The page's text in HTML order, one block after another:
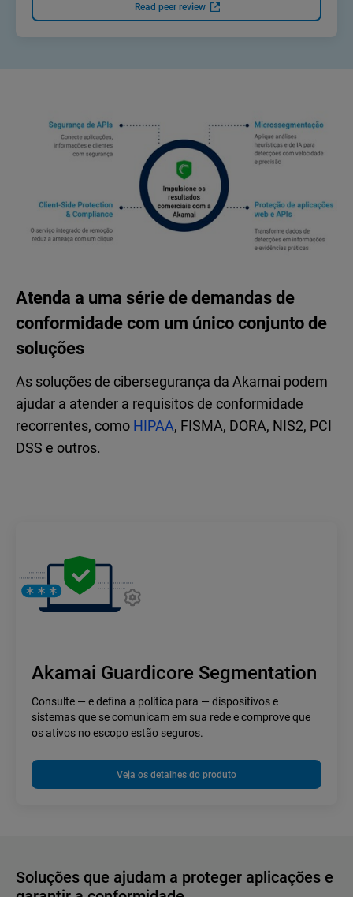
Read peer review
Atenda a uma série de demandas de
conformidade com um único conjunto de
soluções
As soluções de cibersegurança da Akamai podem
ajudar a atender a requisitos de conformidade
recorrentes, como HIPAA, FISMA, DORA, NIS2, PCI
DSS e outros.
Akamai Guardicore Segmentation
Consulte — e defina a política para — dispositivos e
sistemas que se comunicam em sua rede e comprove que
os ativos no escopo estão seguros.
Veja os detalhes do produto
Soluções que ajudam a proteger aplicações e